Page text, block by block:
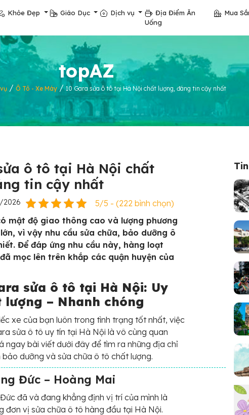
Khỏe Đẹp Giáo Dục Dịch vụ
Địa Điểm Ăn
Uống
Mua
topAZ
/ Ô Tô - Xe Máy/10 Gara sửa ô tô tại Hà Nội chất lượng, đáng tin cậy nhất
ô tô tại Hà Nội chất
tin cậy nhất
2026 5/5 - (222 bình chọn)
mật độ giao thông cao và lượng phương
vì vậy nhu cầu sửa chữa, bảo dưỡng ô
Để đáp ứng nhu cầu này, hàng loạt
mọc lên trên khắp các quận huyện của
sửa ô tô tại Hà Nội: Uy
lượng – Nhanh chóng
xe của bạn luôn trong tình trạng tốt nhất, việc
sửa ô tô uy tín tại Hà Nội là vô cùng quan
ngay bài viết dưới đây để tìm ra những địa chỉ
dưỡng và sửa chữa ô tô chất lượng.
Đức – Hoàng Mai
đã và đang khẳng định vị trí của mình là
đơn vị sửa chữa ô tô hàng đầu tại Hà Nội.